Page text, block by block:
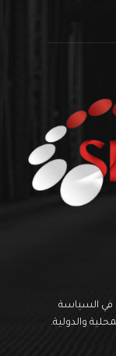
في السياسة
والدولية.